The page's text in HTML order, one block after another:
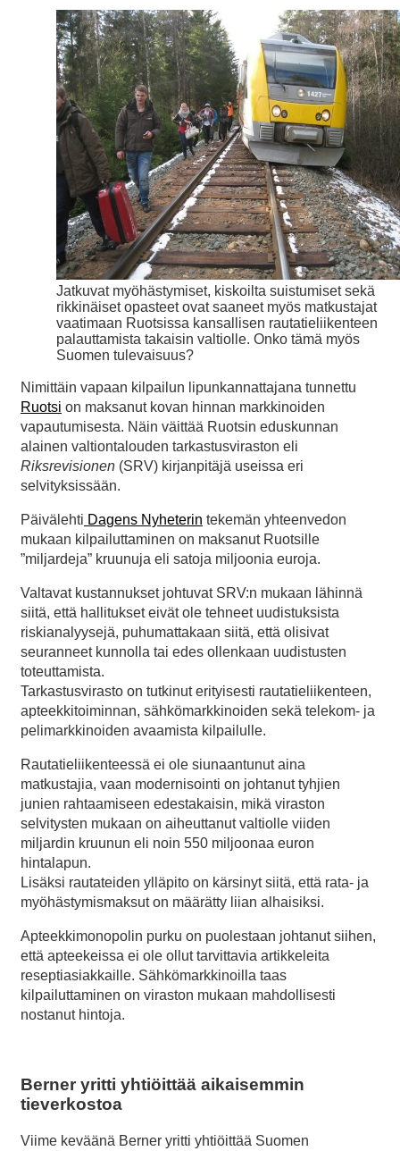
Jatkuvat myöhästymiset, kiskoilta suistumiset sekä
rikkinäiset opasteet ovat saaneet myös matkustajat
vaatimaan Ruotsissa kansallisen rautatieliikenteen
palauttamista takaisin valtiolle. Onko tämä myös
Suomen tulevaisuus?
Nimittäin vapaan kilpailun lipunkannattajana tunnettu
Ruotsi on maksanut kovan hinnan markkinoiden
vapautumisesta. Näin väittää Ruotsin eduskunnan
alainen valtiontalouden tarkastusviraston eli
Riksrevisionen (SRV) kirjanpitäjä useissa eri
selvityksissään.
Päivälehti Dagens Nyheterin tekemän yhteenvedon
mukaan kilpailuttaminen on maksanut Ruotsille
”miljardeja” kruunuja eli satoja miljoonia euroja.
Valtavat kustannukset johtuvat SRV:n mukaan lähinnä
siitä, että hallitukset eivät ole tehneet uudistuksista
riskianalyysejä, puhumattakaan siitä, että olisivat
seuranneet kunnolla tai edes ollenkaan uudistusten
toteuttamista.
Tarkastusvirasto on tutkinut erityisesti rautatieliikenteen,
apteekkitoiminnan, sähkömarkkinoiden sekä telekom- ja
pelimarkkinoiden avaamista kilpailulle.
Rautatieliikenteessä ei ole siunaantunut aina
matkustajia, vaan modernisointi on johtanut tyhjien
junien rahtaamiseen edestakaisin, mikä viraston
selvitysten mukaan on aiheuttanut valtiolle viiden
miljardin kruunun eli noin 550 miljoonaa euron
hintalapun.
Lisäksi rautateiden ylläpito on kärsinyt siitä, että rata- ja
myöhästymismaksut on määrätty liian alhaisiksi.
Apteekkimonopolin purku on puolestaan johtanut siihen,
että apteekeissa ei ole ollut tarvittavia artikkeleita
reseptiasiakkaille. Sähkömarkkinoilla taas
kilpailuttaminen on viraston mukaan mahdollisesti
nostanut hintoja.
Berner yritti yhtiöittää aikaisemmin
tieverkostoa
Viime keväänä Berner yritti yhtiöittää Suomen